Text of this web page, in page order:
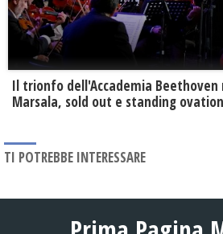
Il trionfo dell'Accademia Beethoven
Marsala, sold out e standing ovation
TI POTREBBE INTERESSARE